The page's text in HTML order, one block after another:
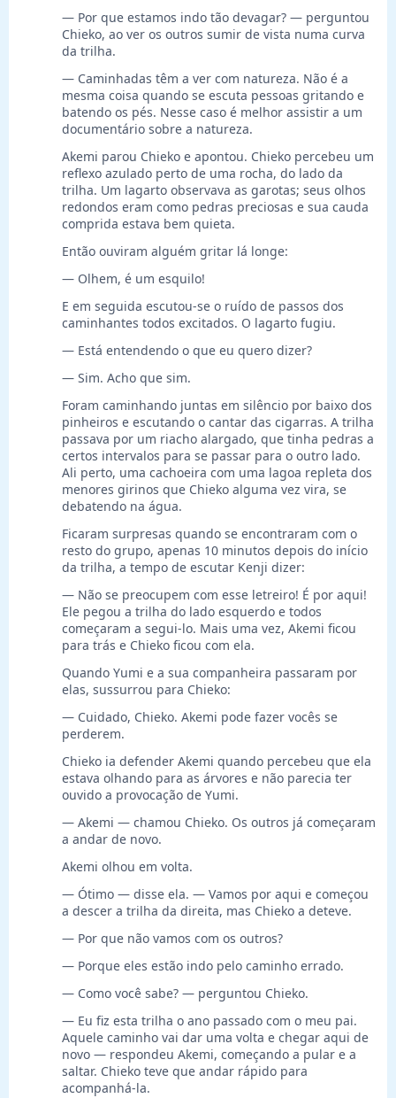
— Por que estamos indo tão devagar? — perguntou
Chieko, ao ver os outros sumir de vista numa curva
da trilha.
— Caminhadas têm a ver com natureza. Não é a
mesma coisa quando se escuta pessoas gritando e
batendo os pés. Nesse caso é melhor assistir a um
documentário sobre a natureza.
Akemi parou Chieko e apontou. Chieko percebeu um
reflexo azulado perto de uma rocha, do lado da
trilha. Um lagarto observava as garotas; seus olhos
redondos eram como pedras preciosas e sua cauda
comprida estava bem quieta.
Então ouviram alguém gritar lá longe:
— Olhem, é um esquilo!
E em seguida escutou-se o ruído de passos dos
caminhantes todos excitados. O lagarto fugiu.
— Está entendendo o que eu quero dizer?
— Sim. Acho que sim.
Foram caminhando juntas em silêncio por baixo dos
pinheiros e escutando o cantar das cigarras. A trilha
passava por um riacho alargado, que tinha pedras a
certos intervalos para se passar para o outro lado.
Ali perto, uma cachoeira com uma lagoa repleta dos
menores girinos que Chieko alguma vez vira, se
debatendo na água.
Ficaram surpresas quando se encontraram com o
resto do grupo, apenas 10 minutos depois do início
da trilha, a tempo de escutar Kenji dizer:
— Não se preocupem com esse letreiro! É por aqui!
Ele pegou a trilha do lado esquerdo e todos
começaram a segui-lo. Mais uma vez, Akemi ficou
para trás e Chieko ficou com ela.
Quando Yumi e a sua companheira passaram por
elas, sussurrou para Chieko:
— Cuidado, Chieko. Akemi pode fazer vocês se
perderem.
Chieko ia defender Akemi quando percebeu que ela
estava olhando para as árvores e não parecia ter
ouvido a provocação de Yumi.
— Akemi — chamou Chieko. Os outros já começaram
a andar de novo.
Akemi olhou em volta.
— Ótimo — disse ela. — Vamos por aqui e começou
a descer a trilha da direita, mas Chieko a deteve.
— Por que não vamos com os outros?
— Porque eles estão indo pelo caminho errado.
— Como você sabe? — perguntou Chieko.
— Eu fiz esta trilha o ano passado com o meu pai.
Aquele caminho vai dar uma volta e chegar aqui de
novo — respondeu Akemi, começando a pular e a
saltar. Chieko teve que andar rápido para
acompanhá-la.